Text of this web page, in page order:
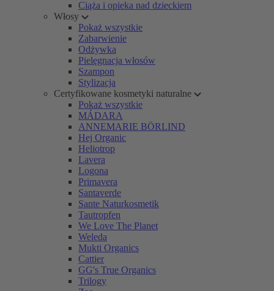
Ciąża i opieka nad dzieckiem
Włosy
Pokaż wszystkie
Zabarwienie
Odżywka
Pielęgnacja włosów
Szampon
Stylizacja
Certyfikowane kosmetyki naturalne
Pokaż wszystkie
MÁDARA
ANNEMARIE BÖRLIND
Hej Organic
Heliotrop
Lavera
Logona
Primavera
Santaverde
Sante Naturkosmetik
Tautropfen
We Love The Planet
Weleda
Mukti Organics
Cattier
GG's True Organics
Trilogy